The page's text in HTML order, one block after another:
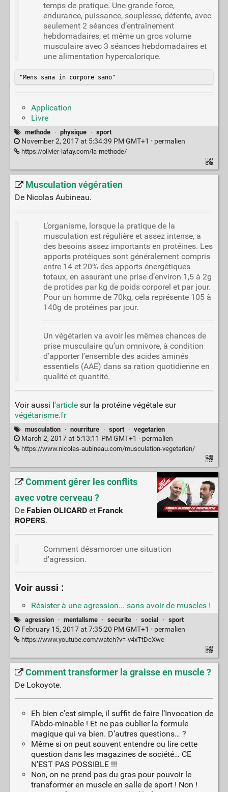
temps de pratique. Une grande force,
endurance, puissance, souplesse, détente, avec
seulement 2 séances d’entraînement
hebdomadaires; et même un gros volume
musculaire avec 3 séances hebdomadaires et
une alimentation hypercalorique.
"Mens sana in corpore sano"
Application
Livre
methode · physique · sport
November 2, 2017 at 5:34:39 PM GMT+1 · permalien
https://olivier-lafay.com/la-methode/
Musculation végératien
De Nicolas Aubineau.
L’organisme, lorsque la pratique de la
musculation est régulière et assez intense, a
des besoins assez importants en protéines. Les
apports protéiques sont généralement compris
entre 14 et 20% des apports énergétiques
totaux, en assurant une prise d’environ 1,5 à 2g
de protides par kg de poids corporel et par jour.
Pour un homme de 70kg, cela représente 105 à
140g de protéines par jour.
Un végétarien va avoir les mêmes chances de
prise musculaire qu’un omnivore, à condition
d’apporter l’ensemble des acides aminés
essentiels (AAE) dans sa ration quotidienne en
qualité et quantité.
Voir aussi l'articlesur la protéine végétale sur
végétarisme.fr
musculation · nourriture · sport · vegetarien
March 2, 2017 at 5:13:11 PM GMT+1 · permalien
https://www.nicolas-aubineau.com/musculation-vegetarien/
Comment gérer les conflits
avec votre cerveau ?
De Fabien OLICARDet Franck
ROPERS.
Comment désamorcer une situation
d'agression.
Voir aussi :
Résister à une agression... sans avoir de muscles !
agression · mentalisme · securite · social · sport
February 15, 2017 at 7:35:20 PM GMT+1 · permalien
https://www.youtube.com/watch?v=-v4xTtDcXwc
Comment transformer la graisse en muscle ?
De Lokoyote.
Eh bien c’est simple, il suffit de faire l’Invocation de
l’Abdo-minable ! Et ne pas oublier la formule
magique qui va bien. D’autres questions… ?
Même si on peut souvent entendre ou lire cette
question dans les magazines de société… CE
N’EST PAS POSSIBLE !!!
Non, on ne prend pas du gras pour pouvoir le
transformer en muscle en salle de sport ! Non !